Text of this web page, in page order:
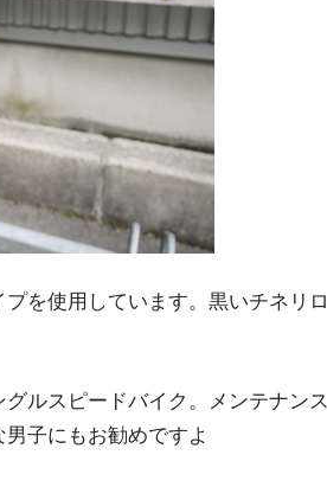
を使用しています。黒いチネリロ
ルスピードバイク。メンテナンス
子にもお勧めですよ